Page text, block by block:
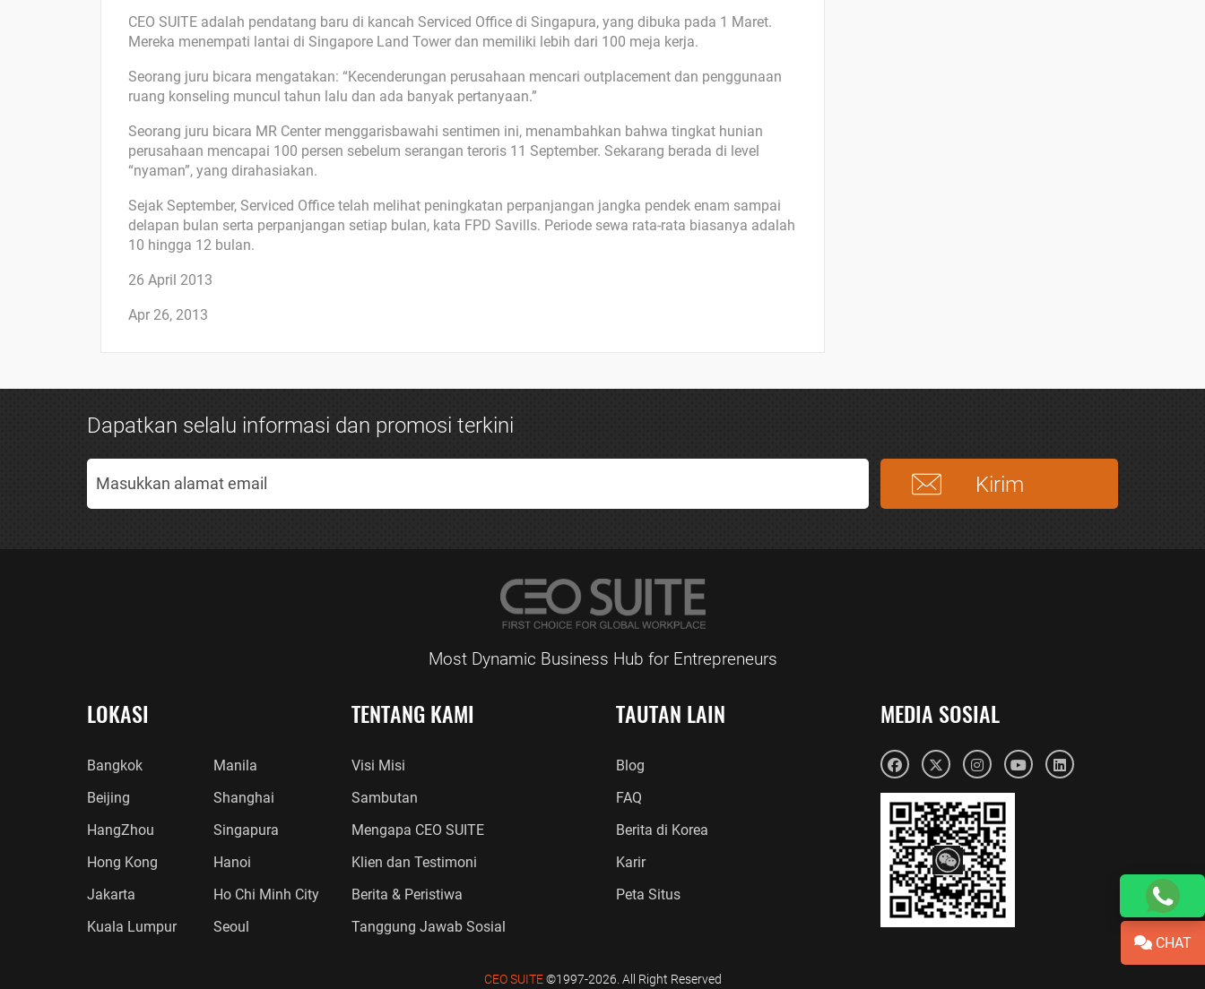
CEO SUITE adalah pendatang baru di kancah Serviced Office di Singapura, yang dibuka pada 1 Maret.
Mereka menempati lantai di Singapore Land Tower dan memiliki lebih dari 100 meja kerja.
Seorang juru bicara mengatakan: “Kecenderungan perusahaan mencari outplacement dan penggunaan
ruang konseling muncul tahun lalu dan ada banyak pertanyaan.”
Seorang juru bicara MR Center menggarisbawahi sentimen ini, menambahkan bahwa tingkat hunian
perusahaan mencapai 100 persen sebelum serangan teroris 11 September. Sekarang berada di level
“nyaman”, yang dirahasiakan.
Sejak September, Serviced Office telah melihat peningkatan perpanjangan jangka pendek enam sampai
delapan bulan serta perpanjangan setiap bulan, kata FPD Savills. Periode sewa rata-rata biasanya adalah
10 hingga 12 bulan.
26 April 2013
Apr 26, 2013
Dapatkan selalu informasi dan promosi terkini
Most Dynamic Business Hub for Entrepreneurs
LOKASI
Bangkok
Beijing
HangZhou
Hong Kong
Jakarta
Kuala Lumpur
Manila
Shanghai
Singapura
Hanoi
Ho Chi Minh City
Seoul
TENTANG KAMI
Visi Misi
Sambutan
Mengapa CEO SUITE
Klien dan Testimoni
Berita & Peristiwa
Tanggung Jawab Sosial
TAUTAN LAIN
Blog
FAQ
Berita di Korea
Karir
Peta Situs
MEDIA SOSIAL
CEO SUITE©1997-2026. All Right Reserved